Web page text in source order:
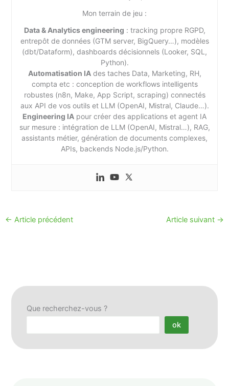
Mon terrain de jeu :
Data & Analytics engineering : tracking propre RGPD,
entrepôt de données (GTM server, BigQuery…), modèles
(dbt/Dataform), dashboards décisionnels (Looker, SQL,
Python).
Automatisation IAdes taches Data, Marketing, RH,
compta etc : conception de workflows intelligents
robustes (n8n, Make, App Script, scraping) connectés
aux API de vos outils et LLM (OpenAI, Mistral, Claude…).
Engineering IA pour créer des applications et agent IA
sur mesure : intégration de LLM (OpenAI, Mistral…), RAG,
assistants métier, génération de documents complexes,
APIs, backends Node.js/Python.
← Article précédent Article suivant →
Que recherchez-vous ?
ok